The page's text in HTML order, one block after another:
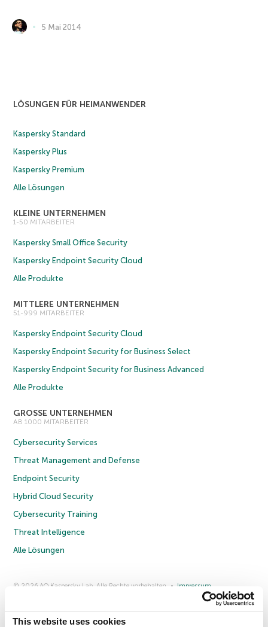
This website uses cookies
5 Mai 2014
LÖSUNGEN FÜR HEIMANWENDER
Kaspersky Standard
Kaspersky Plus
Kaspersky Premium
Alle Lösungen
KLEINE UNTERNEHMEN
1-50 MITARBEITER
Kaspersky Small Office Security
Kaspersky Endpoint Security Cloud
Alle Produkte
MITTLERE UNTERNEHMEN
51-999 MITARBEITER
Kaspersky Endpoint Security Cloud
Kaspersky Endpoint Security for Business Select
Kaspersky Endpoint Security for Business Advanced
Alle Produkte
GROSSE UNTERNEHMEN
AB 1000 MITARBEITER
Cybersecurity Services
Threat Management and Defense
Endpoint Security
Hybrid Cloud Security
Cybersecurity Training
Threat Intelligence
Alle Lösungen
© 2026 AO Kaspersky Lab. Alle Rechte vorbehalten.
Impressum
Lizenzvereinbarung B2B